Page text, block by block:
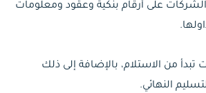
على أرقام بنكية وعقود ومعلومات
تبدأ من الاستلام، بالإضافة إلى ذلك
النهائي.